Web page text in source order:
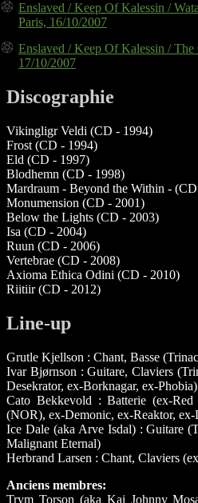
Enslaved / Keep Of Kalessin /
Paris, 16/10/2007
Enslaved / Keep Of Kalessin /
17/10/2007
Discographie
Vikingligr Veldi (CD - 1994)
Frost (CD - 1994)
Eld (CD - 1997)
Blodhemn (CD - 1998)
Mardraum - Beyond the Within -
Monumension (CD - 2001)
Below the Lights (CD - 2003)
Isa (CD - 2004)
Ruun (CD - 2006)
Vertebrae (CD - 2008)
Axioma Ethica Odini (CD - 2010)
Riitiir (CD - 2012)
Line-up
Grutle Kjellson : Chant, Basse
Ivar Bjørnson : Guitare, Claviers
Desekrator, ex-Borknagar, ex-Phobia)
Cato Bekkevold : Batterie (ex-
(NOR), ex-Demonic, ex-Reaktor,
Ice Dale (aka Arve Isdal) : Guitare
Malignant Eternal)
Herbrand Larsen : Chant, Claviers
Anciens membres:
Trym Torson (aka Kai Johnny